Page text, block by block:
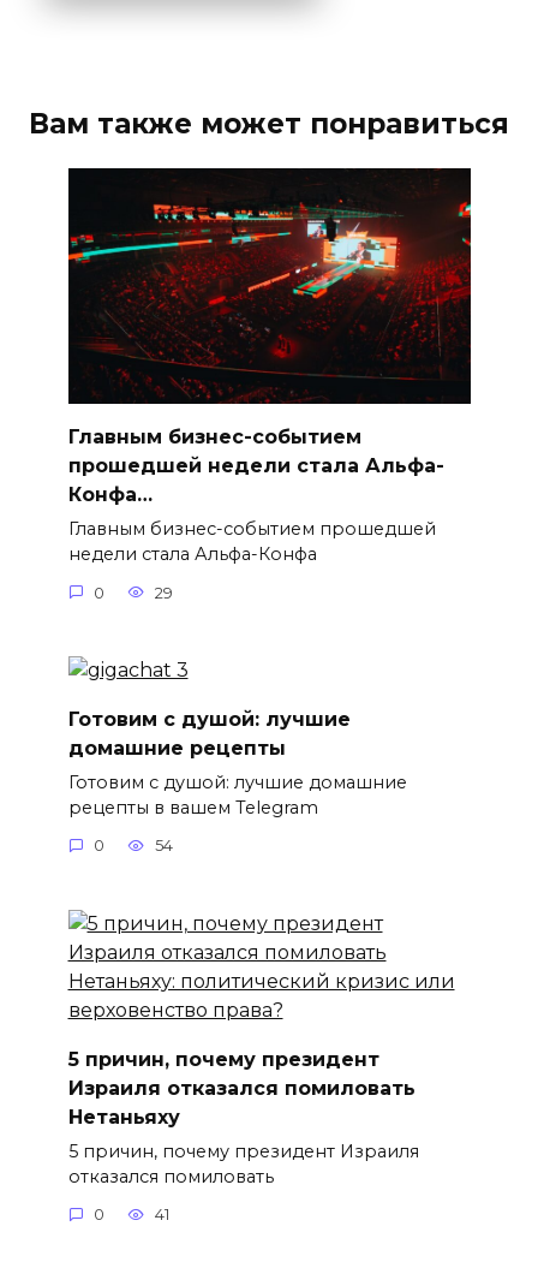
Вам также может понравиться
Главным бизнес-событием
прошедшей недели стала Альфа-
Конфа…
Главным бизнес-событием прошедшей
недели стала Альфа-Конфа
0 29
Готовим с душой: лучшие
домашние рецепты
Готовим с душой: лучшие домашние
рецепты в вашем Telegram
0 54
5 причин, почему президент
Израиля отказался помиловать
Нетаньяху
5 причин, почему президент Израиля
отказался помиловать
0 41